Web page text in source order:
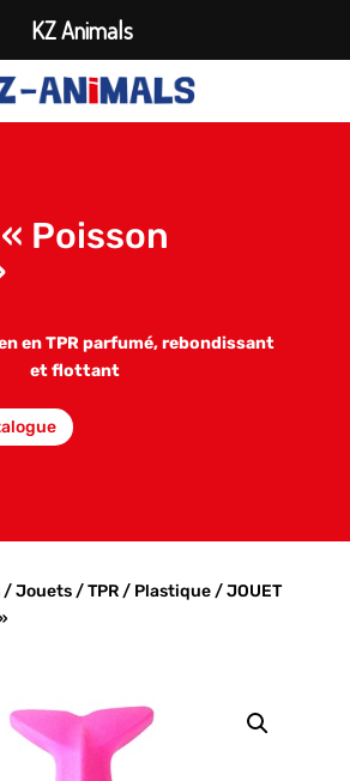
Poisson
en TPR parfumé, rebondissant
et flottant
/Jouets/TPR / Plastique/ JOUET
KZ Animals